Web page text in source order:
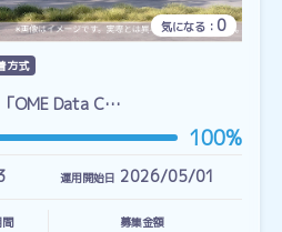
気になる： 0
方式
OME Data C…
100%
運用開始日 2026/05/01
募集金額